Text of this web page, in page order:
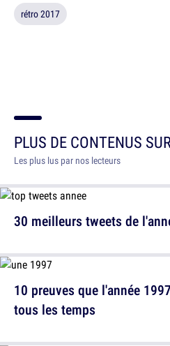
rétro 2017
PLUS DE CONTENUS
Les plus lus par nos lecteurs
30 meilleurs tweets de
10 preuves que l'année
tous les temps